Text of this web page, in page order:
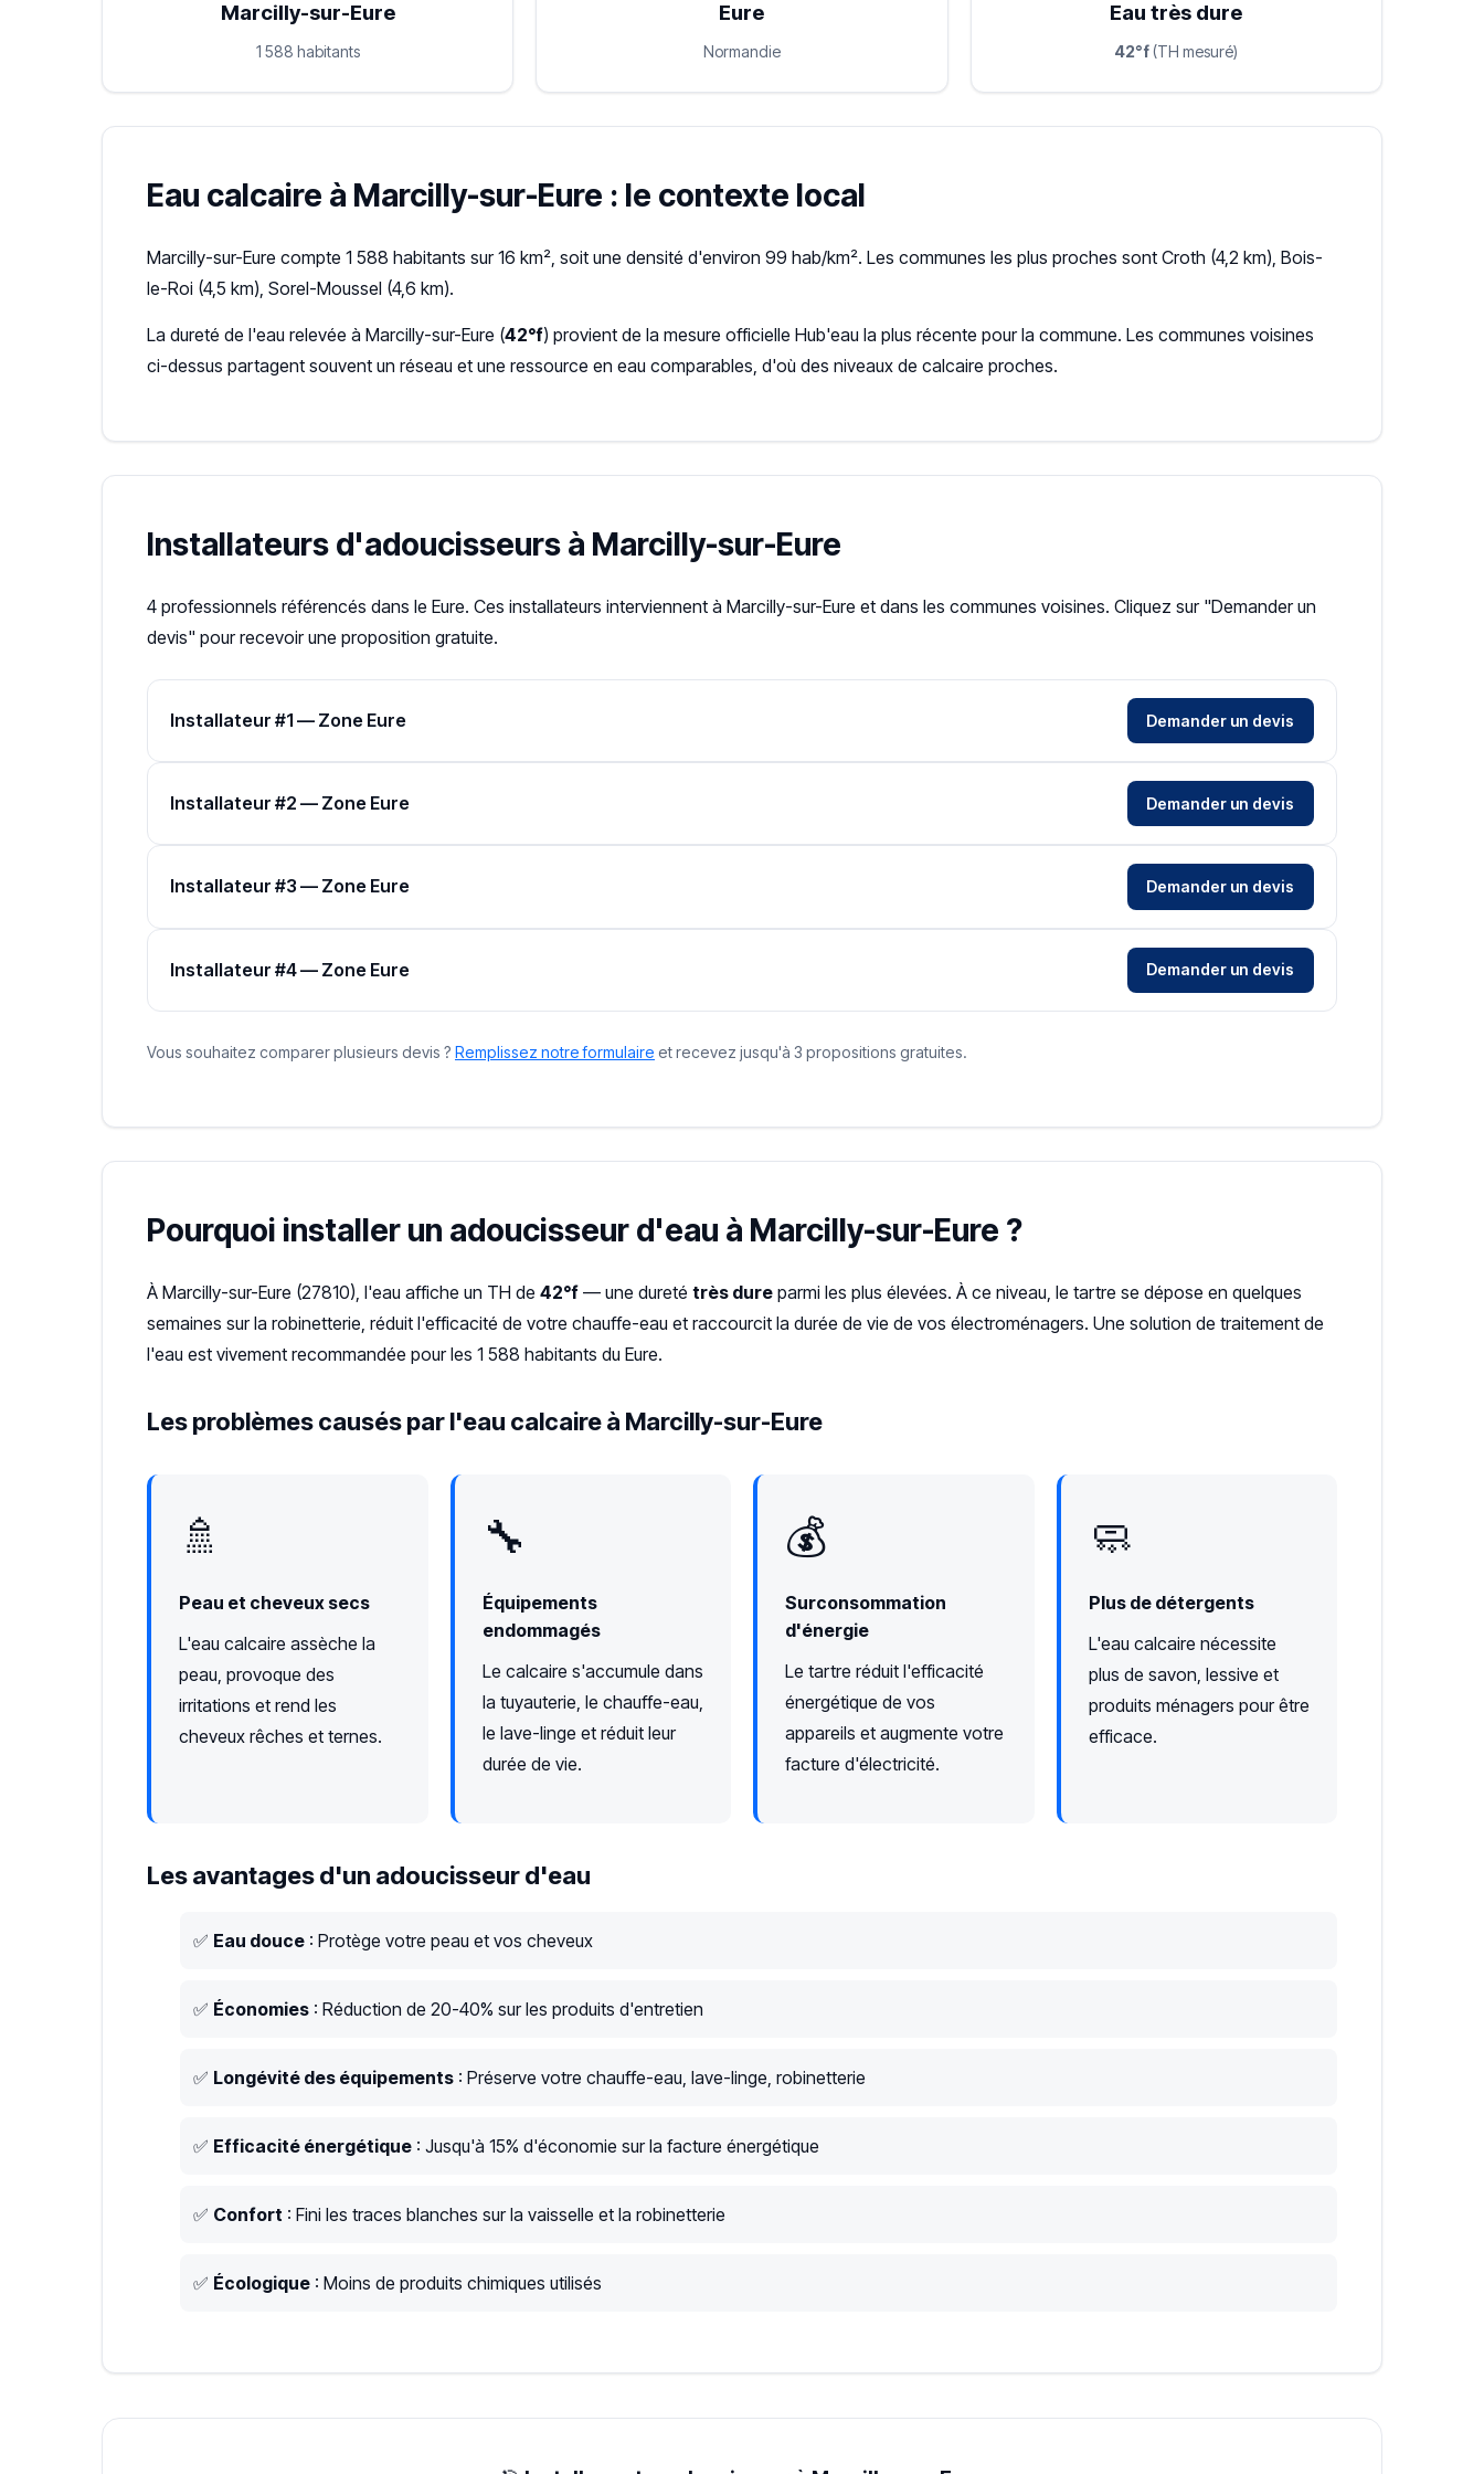
Marcilly-sur-Eure
1 588 habitants
Eure
Normandie
Eau très dure
42°f (TH mesuré)
Eau calcaire à Marcilly-sur-Eure : le contexte local
Marcilly-sur-Eure compte 1 588 habitants sur 16 km², soit une densité d'environ 99 hab/km². Les communes les plus proches sont Croth (4,2 km), Bois-
le-Roi (4,5 km), Sorel-Moussel (4,6 km).
La dureté de l'eau relevée à Marcilly-sur-Eure (42°f) provient de la mesure officielle Hub'eau la plus récente pour la commune. Les communes voisines
ci-dessus partagent souvent un réseau et une ressource en eau comparables, d'où des niveaux de calcaire proches.
Installateurs d'adoucisseurs à Marcilly-sur-Eure
4 professionnels référencés dans le Eure. Ces installateurs interviennent à Marcilly-sur-Eure et dans les communes voisines. Cliquez sur "Demander un
devis" pour recevoir une proposition gratuite.
Installateur #1 — Zone Eure Demander un devis
Installateur #2 — Zone Eure Demander un devis
Installateur #3 — Zone Eure Demander un devis
Installateur #4 — Zone Eure Demander un devis
Vous souhaitez comparer plusieurs devis ? Remplissez notre formulaire et recevez jusqu'à 3 propositions gratuites.
Pourquoi installer un adoucisseur d'eau à Marcilly-sur-Eure ?
À Marcilly-sur-Eure (27810), l'eau affiche un TH de 42°f — une dureté très dure parmi les plus élevées. À ce niveau, le tartre se dépose en quelques
semaines sur la robinetterie, réduit l'efficacité de votre chauffe-eau et raccourcit la durée de vie de vos électroménagers. Une solution de traitement de
l'eau est vivement recommandée pour les 1 588 habitants du Eure.
Les problèmes causés par l'eau calcaire à Marcilly-sur-Eure
🚿
Peau et cheveux secs
L'eau calcaire assèche la
peau, provoque des
irritations et rend les
cheveux rêches et ternes.
🔧
Équipements
endommagés
Le calcaire s'accumule dans
la tuyauterie, le chauffe-eau,
le lave-linge et réduit leur
durée de vie.
💰
Surconsommation
d'énergie
Le tartre réduit l'efficacité
énergétique de vos
appareils et augmente votre
facture d'électricité.
🧼
Plus de détergents
L'eau calcaire nécessite
plus de savon, lessive et
produits ménagers pour être
efficace.
Les avantages d'un adoucisseur d'eau
✅ Eau douce : Protège votre peau et vos cheveux
✅ Économies : Réduction de 20-40% sur les produits d'entretien
✅ Longévité des équipements : Préserve votre chauffe-eau, lave-linge, robinetterie
✅ Efficacité énergétique : Jusqu'à 15% d'économie sur la facture énergétique
✅ Confort : Fini les traces blanches sur la vaisselle et la robinetterie
✅ Écologique : Moins de produits chimiques utilisés